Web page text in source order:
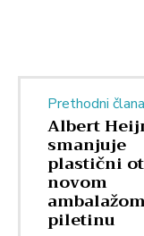
Prethodni
Albert
smanjuje
plastični
novom
piletinu